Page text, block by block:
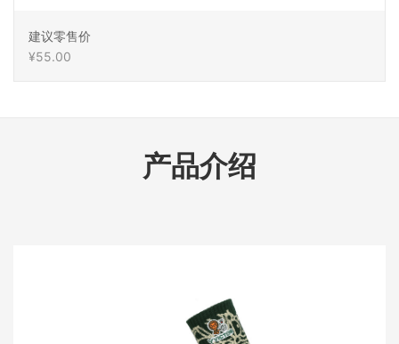
建议零售价
¥55.00
产品介绍